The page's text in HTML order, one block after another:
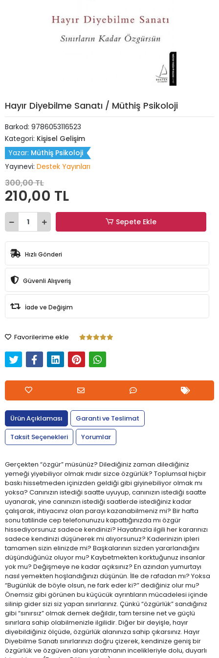
Hayır Diyebilme Sanatı / Müthiş Psikoloji
Barkod: 9786053116523
Kategori: Kişisel Gelişim
Yazar: Müthiş Psikoloji
Yayınevi: Destek Yayınları
300,00 TL
210,00 TL
Sepete Ekle
Hızlı Gönderi
Güvenli Alışveriş
İade ve Değişim
Favorilerime ekle
Ürün Açıklaması
Garanti ve Teslimat
Taksit Seçenekleri
Yorumlar
Gerçekten “özgür” müsünüz? Dilediğiniz zaman dilediğiniz
yemeği yiyebiliyor olmak mıdır sizce özgürlük? Toplumsal hiçbir
baskı hissetmeden içinizden geldiği gibi giyinebiliyor olmak mı
yoksa? Canınızın istediği saatte uyuyup, canınızın istediği saatte
uyanarak, yine canınızın istediği saatlerde istediğiniz kadar
çalışarak, ihtiyacınız olan parayı kazanabilmeniz mi? Bir hafta
sonu tatilinde cep telefonunuzu kapattığınızda mı özgür
hissediyorsunuz sadece kendinizi? Hayatınızla ilgili her kararınızı
sadece kendinizi düşünerek mi alıyorsunuz? Kaderinizin ipleri
tamamen sizin elinizde mi? Başkalarının sizden yararlandığını
düşündüğünüz oluyor mu? Kaybetmekten korktuğunuz insanlar
yok mu? Değişmeye ne kadar açıksınız? En azından yumurtayı
nasıl yemekten hoşlandığınızı düşünün. İlle de rafadan mı? Yoksa
“Bugünlük de böyle olsun, ne fark eder ki?” dediğiniz olur mu?
Önemsiz gibi görünen bu küçücük ayrıntıların mücadelesi içinde
silinip gider sizi siz yapan sınırlarınız. Çünkü “özgürlük” sandığınız
gibi “sınırsız” olmak demek değildir, tam tersine net ve güçlü
sınırlara sahip olabilmenizle ilgilidir. Diğer bir deyişle, hayır
diyebildiğiniz ölçüde, özgürlük alanınıza sahip çıkarsınız. Hayır
Diyebilme Sanatı sınırlarınızı doğru çizerek, kendinize geniş bir
özgürlük ve özgüven alanı yaratmanın incelikleriyle dolu, duyarlı